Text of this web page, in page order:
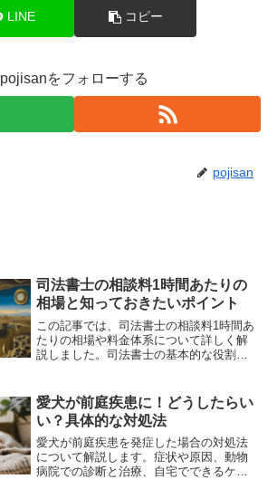
LINE コピー
pojisanをフォローする
pojisan
司法書士の相談料1時間あたりの
相場と知っておきたいポイント
この記事では、司法書士の相談料1時間あ
たりの相場や料金体系について詳しく解
説しました。司法書士の基本的な役割や
ています。信頼できる司法書士を見つけ
るためのポイントも紹介しました。
愛犬が前庭疾患に！どうしたらい
い？具体的な対処法
愛犬が前庭疾患を発症した場合の対処法
について解説します。症状や原因、動物
病院での診断と治療、自宅でできるケア